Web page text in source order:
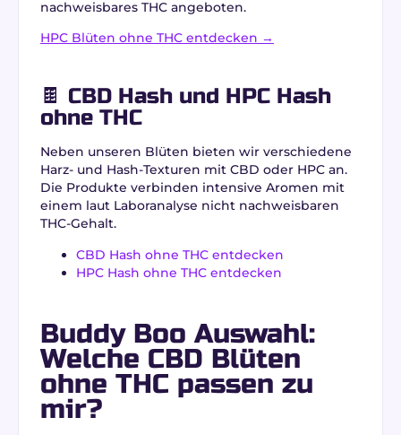
nachweisbares THC angeboten.
HPC Blüten ohne THC entdecken →
🍫 CBD Hash und HPC Hash
ohne THC
Neben unseren Blüten bieten wir verschiedene
Harz- und Hash-Texturen mit CBD oder HPC an.
Die Produkte verbinden intensive Aromen mit
einem laut Laboranalyse nicht nachweisbaren
THC-Gehalt.
CBD Hash ohne THC entdecken
HPC Hash ohne THC entdecken
Buddy Boo Auswahl:
Welche CBD Blüten
ohne THC passen zu
mir?